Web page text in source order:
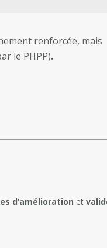
renforcée, mais
le PHPP).
d’amélioration et